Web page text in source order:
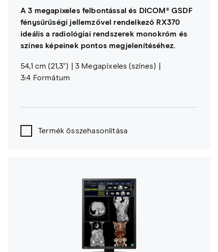
A 3 megapixeles felbontással és DICOM® GSDF
fénysűrűségi jellemzővel rendelkező RX370
ideális a radiológiai rendszerek monokróm és
színes képeinek pontos megjelenítéséhez.
54,1 cm (21,3")
3 Megapixeles (színes)
3:4 Formátum
Termék összehasonlítása